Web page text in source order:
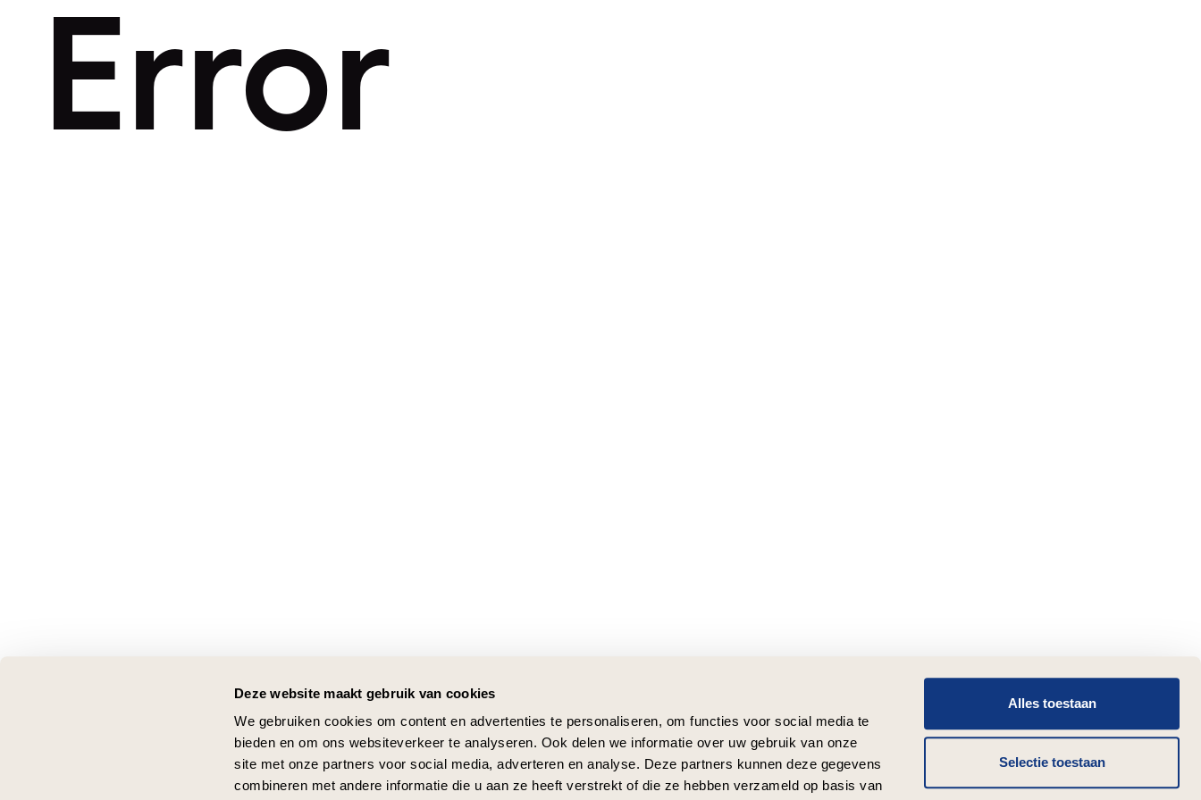
Deze website maakt gebruik van cookies
We gebruiken cookies om content en advertenties te personaliseren, om functies voor social media te
bieden en om ons websiteverkeer te analyseren. Ook delen we informatie over uw gebruik van onze
site met onze partners voor social media, adverteren en analyse. Deze partners kunnen deze gegevens
combineren met andere informatie die u aan ze heeft verstrekt of die ze hebben verzameld op basis van
Alles toestaan
Selectie toestaan
Error